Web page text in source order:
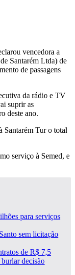
vencedora a
Santarém Ltda) de
de passagens
da rádio e TV
suprir as
deste ano.
Santarém Tur o total
serviço à Semed, e
para serviços
sem licitação
de R$ 7,5
decisão